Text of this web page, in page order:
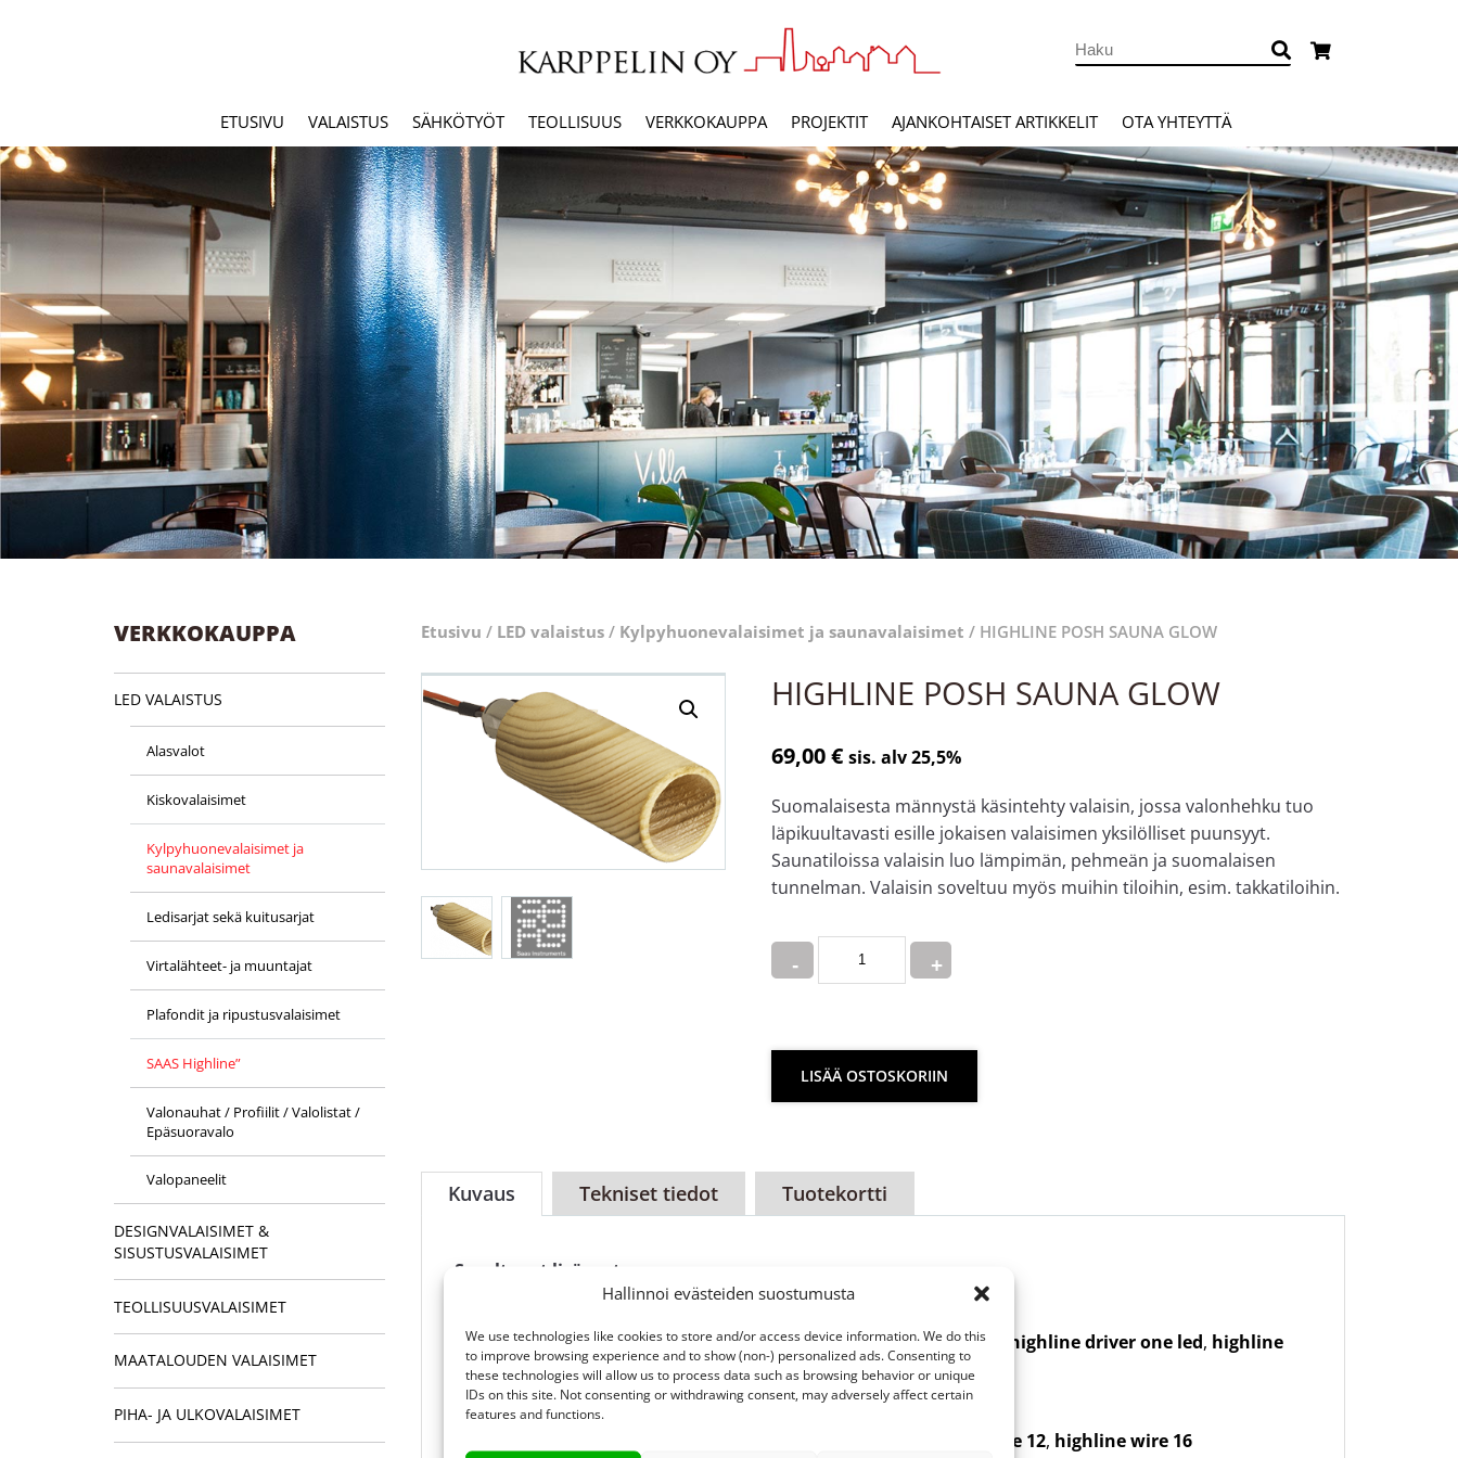
Hallinnoi evästeiden suostumusta
We use technologies like cookies to store and/or access device information. We do this
to improve browsing experience and to show (non-) personalized ads. Consenting to
these technologies will allow us to process data such as browsing behavior or unique
IDs on this site. Not consenting or withdrawing consent, may adversely affect certain
features and functions.
ETUSIVU VALAISTUS SÄHKÖTYÖT TEOLLISUUS VERKKOKAUPPA PROJEKTIT AJANKOHTAISET ARTIKKELIT OTA YHTEYTTÄ
VERKKOKAUPPA
LED VALAISTUS
Alasvalot
Kiskovalaisimet
Kylpyhuone­valaisimet ja
saunavalaisimet
Ledisarjat sekä kuitusarjat
Virtalähteet- ja muuntajat
Plafondit ja ripustusvalaisimet
SAAS Highline”
Valonauhat / Profiilit / Valolistat /
Epäsuoravalo
Valopaneelit
DESIGNVALAISIMET &
SISUSTUSVALAISIMET
TEOLLISUUSVALAISIMET
MAATALOUDEN VALAISIMET
PIHA- JA ULKOVALAISIMET
Etusivu / LED valaistus/ Kylpyhuone­valaisimet ja saunavalaisimet / HIGHLINE POSH SAUNA GLOW
HIGHLINE POSH SAUNA GLOW
69,00€ sis. alv 25,5%
Suomalaisesta männystä käsintehty valaisin, jossa valonhehku tuo
läpikuultavasti esille jokaisen valaisimen yksilölliset puunsyyt.
Saunatiloissa valaisin luo lämpimän, pehmeän ja suomalaisen
tunnelman. Valaisin soveltuu myös muihin tiloihin, esim. takkatiloihin.
Quantity
LISÄÄ OSTOSKORIIN
Kuvaus Tekniset tiedot Tuotekortti
Soveltuvat lisäosat:
highline driver,highline dim,highline dim R, highline maxi dim highline driver one led, highline
driver din rail,highline move
Johtosarjat
highline wire 12, highline wire 16